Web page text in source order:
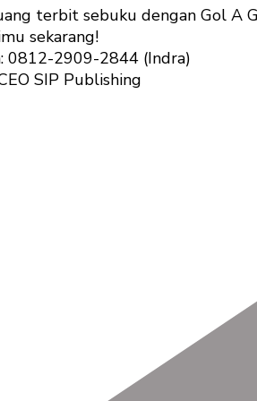
terbit sebuku dengan Gol A
sekarang!
0812-2909-2844 (Indra)
SIP Publishing